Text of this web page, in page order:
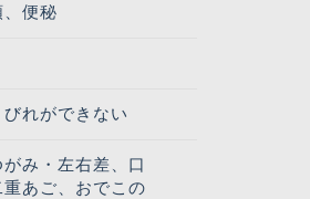
便秘
れができない
み・左右差、口
あご、おでこの